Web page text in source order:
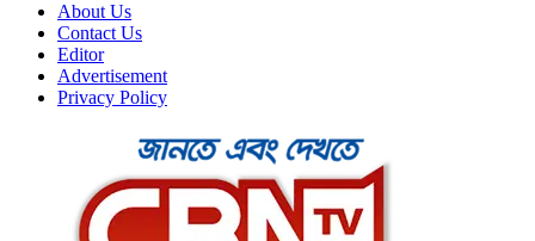
About Us
Contact Us
Editor
Advertisement
Privacy Policy